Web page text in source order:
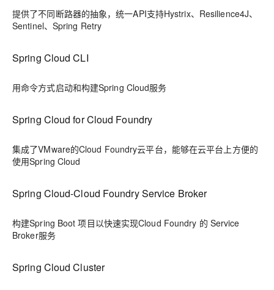
提供了不同断路器的抽象，统一API支持Hystrix、Resilience4J、
Sentinel、Spring Retry
Spring Cloud CLI
用命令方式启动和构建Spring Cloud服务
Spring Cloud for Cloud Foundry
集成了VMware的Cloud Foundry云平台，能够在云平台上方便的
使用Spring Cloud
Spring Cloud-Cloud Foundry Service Broker
构建Spring Boot 项目以快速实现Cloud Foundry 的 Service
Broker服务
Spring Cloud Cluster